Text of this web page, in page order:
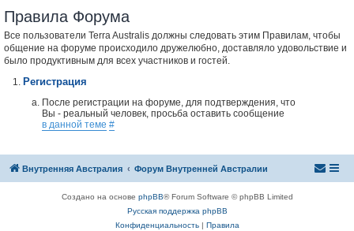
Правила Форума
Все пользователи Terra Australis должны следовать этим Правилам, чтобы
общение на форуме происходило дружелюбно, доставляло удовольствие и
было продуктивным для всех участников и гостей.
Регистрация
После регистрации на форуме, для подтверждения, что
Вы - реальный человек, просьба оставить сообщение
в данной теме #
Внутренняя Австралия Форум Внутренней Австралии
Создано на основе phpBB® Forum Software © phpBB Limited
Русская поддержка phpBB
Конфиденциальность| Правила